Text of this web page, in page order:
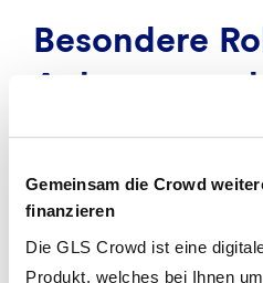
Gemeinsam die Crowd
finanzieren
Die GLS Crowd ist eine
Produkt, welches bei Ihnen
Besondere
Fonds
Bei aktiv gemanagten Fonds
Anlageausschüsse. Diese
Unternehmen im Fonds zu den
passen. Dabei werden nicht nur